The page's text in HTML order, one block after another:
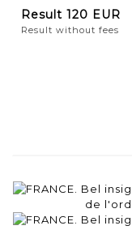
Result 120 EUR
Result without fees